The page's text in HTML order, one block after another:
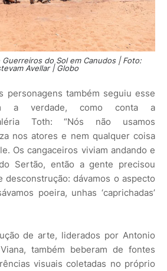
do Sol em Canudos | Foto:
Avellar | Globo
personagens também seguiu esse
a verdade, como conta a
Toth: “Nós não usamos
nos atores e nem qualquer coisa
Os cangaceiros viviam andando e
Sertão, então a gente precisou
desconstrução: dávamos o aspecto
poeira, unhas ‘caprichadas’
de arte, liderados por Antonio
também beberam de fontes
visuais coletadas no próprio